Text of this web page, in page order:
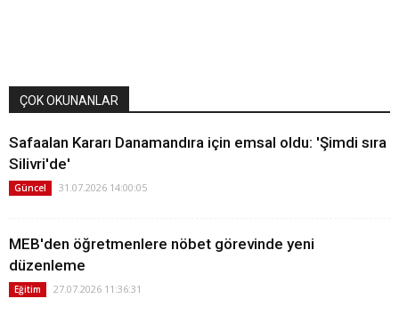
ÇOK OKUNANLAR
Safaalan Kararı Danamandıra için emsal oldu: 'Şimdi sıra
Silivri'de'
Güncel 31.07.2026 14:00:05
MEB'den öğretmenlere nöbet görevinde yeni
düzenleme
Eğitim 27.07.2026 11:36:31